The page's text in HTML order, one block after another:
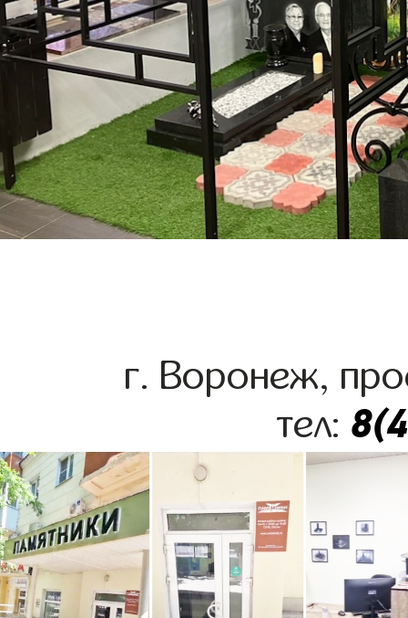
г. Воронеж,
тел: